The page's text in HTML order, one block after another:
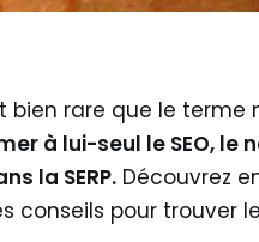
bien rare que le
à lui-seul le SEO,
la SERP. Découvrez
pour trouver